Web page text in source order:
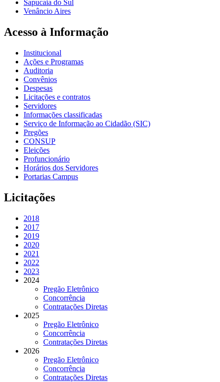
Sapucaia do Sul
Venâncio Aires
Acesso à Informação
Institucional
Ações e Programas
Auditoria
Convênios
Despesas
Licitações e contratos
Servidores
Informações classificadas
Serviço de Informação ao Cidadão (SIC)
Pregões
CONSUP
Eleições
Profuncionário
Horários dos Servidores
Portarias Campus
Licitações
2018
2017
2019
2020
2021
2022
2023
2024
Pregão Eletrônico
Concorrência
Contratações Diretas
2025
Pregão Eletrônico
Concorrência
Contratações Diretas
2026
Pregão Eletrônico
Concorrência
Contratações Diretas